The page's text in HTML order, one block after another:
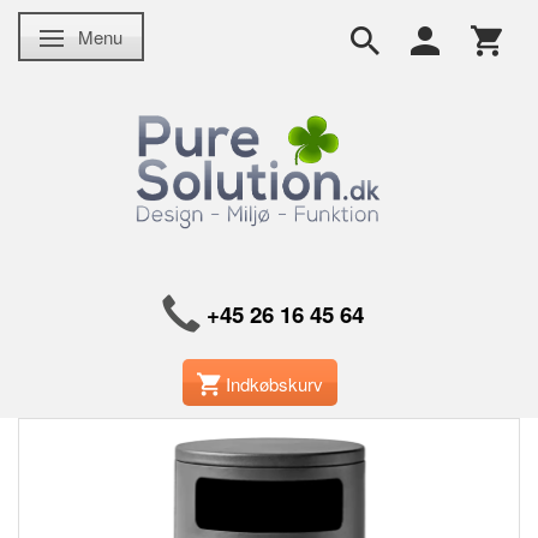
Skifte navigation
Menu
+45 26 16 45 64
Indkøbskurv